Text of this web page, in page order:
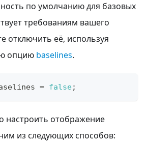
по умолчанию для базовых
требованиям вашего
отключить её, используя
опцию baselines.
= false;
настроить отображение
из следующих способов: